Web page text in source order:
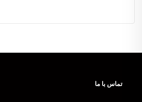
تماس با ما